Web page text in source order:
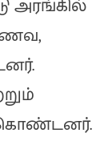
அரங்கில்